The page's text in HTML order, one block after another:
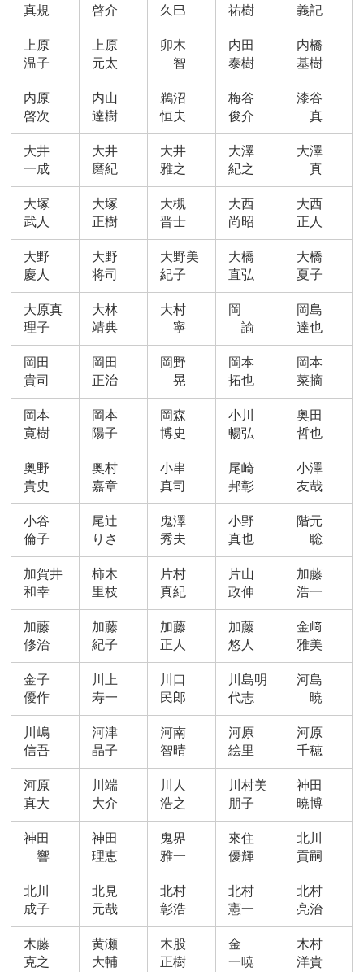
真規
啓介
久巳
祐樹
義記
上原
温子
上原
元太
卯木
智
内田
泰樹
内橋
基樹
内原
啓次
内山
達樹
鵜沼
恒夫
梅谷
俊介
漆谷
真
大井
一成
大井
磨紀
大井
雅之
大澤
紀之
大澤
真
大塚
武人
大塚
正樹
大槻
晋士
大西
尚昭
大西
正人
大野
慶人
大野
将司
大野美
紀子
大橋
直弘
大橋
夏子
大原真
理子
大林
靖典
大村
寧
岡
諭
岡島
達也
岡田
貴司
岡田
正治
岡野
晃
岡本
拓也
岡本
菜摘
岡本
寛樹
岡本
陽子
岡森
博史
小川
暢弘
奥田
哲也
奥野
貴史
奥村
嘉章
小串
真司
尾崎
邦彰
小澤
友哉
小谷
倫子
尾辻
りさ
鬼澤
秀夫
小野
真也
階元
聡
加賀井
和幸
柿木
里枝
片村
真紀
片山
政伸
加藤
浩一
加藤
修治
加藤
紀子
加藤
正人
加藤
悠人
金﨑
雅美
金子
優作
川上
寿一
川口
民郎
川島明
代志
河島
暁
川嶋
信吾
河津
晶子
河南
智晴
河原
絵里
河原
千穂
河原
真大
川端
大介
川人
浩之
川村美
朋子
神田
暁博
神田
響
神田
理恵
鬼界
雅一
來住
優輝
北川
貢嗣
北川
成子
北見
元哉
北村
彰浩
北村
憲一
北村
亮治
木藤
克之
黄瀬
大輔
木股
正樹
金
一暁
木村
洋貴